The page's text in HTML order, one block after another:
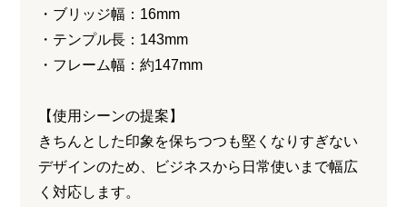
・ブリッジ幅：16mm
・テンプル長：143mm
・フレーム幅：約147mm
【使用シーンの提案】
きちんとした印象を保ちつつも堅くなりすぎない
デザインのため、ビジネスから日常使いまで幅広
く対応します。